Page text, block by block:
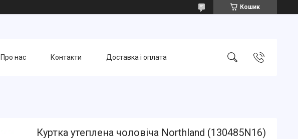
Кошик
Про нас Контакти Доставка і оплата
Куртка утеплена чоловіча Northland (130485N16)